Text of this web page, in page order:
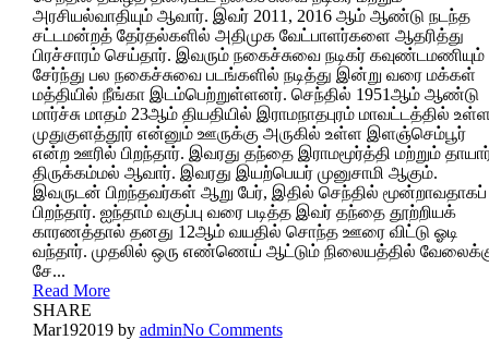
அரசியல்வாதியும் ஆவார். இவர் 2011, 2016 ஆம் ஆண்டு நடந்த
சட்டமன்றத் தேர்தல்களில் அதிமுக வேட்பாளர்களை ஆதரித்து
பிரச்சாரம் செய்தார். இவரும் நகைச்சுவை நடிகர் கவுண்டமணியும்
சேர்ந்து பல நகைச்சுவை படங்களில் நடித்து இன்று வரை மக்கள்
மத்தியில் நீங்கா இடம்பெற்றுள்ளனர். செந்தில் 1951ஆம் ஆண்டு
மார்ச்சு மாதம் 23ஆம் தியதியில் இராமநாதபுரம் மாவட்டத்தில்
முதுகுளத்தூர் என்னும் ஊருக்கு அருகில் உள்ள இளஞ்செம்பூர்
என்ற ஊரில் பிறந்தார். இவரது தந்தை இராமமூர்த்தி மற்றும்
திருக்கம்மல் ஆவார். இவரது இயற்பெயர் முனுசாமி ஆகும்.
இவருடன் பிறந்தவர்கள் ஆறு பேர், இதில் செந்தில் மூன்றாவதாகப்
பிறந்தார். ஐந்தாம் வகுப்பு வரை படித்த இவர் தந்தை தூற்றியக்
காரணத்தால் தனது 12ஆம் வயதில் சொந்த ஊரை விட்டு ஓடி
வந்தார். முதலில் ஒரு எண்ணெய் ஆட்டும் நிலையத்தில்
சே...
Read More
SHARE
Mar192019by adminNo Comments